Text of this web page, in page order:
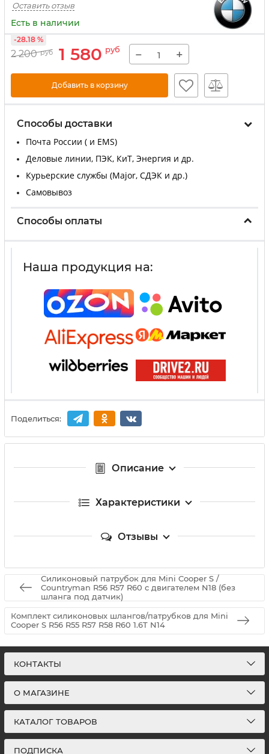
Оставить отзыв
Есть в наличии
2 200 руб 1 580 руб
-28.18 %
− +
Добавить в корзину
Способы доставки
Почта России ( и EMS)
Деловые линии, ПЭК, КиТ, Энергия и др.
Курьерские службы (Major, СДЭК и др.)
Самовывоз
Способы оплаты
Наша продукция на:
Поделиться:
Описание
Характеристики
Отзывы
Силиконовый патрубок для Mini Cooper S /
Countryman R56 R57 R60 с двигателем N18 (без
шланга под датчик)
Комплект силиконовых шлангов/патрубков для Mini
Cooper S R56 R55 R57 R58 R60 1.6T N14
КОНТАКТЫ
О МАГАЗИНЕ
КАТАЛОГ ТОВАРОВ
ПОДПИСКА